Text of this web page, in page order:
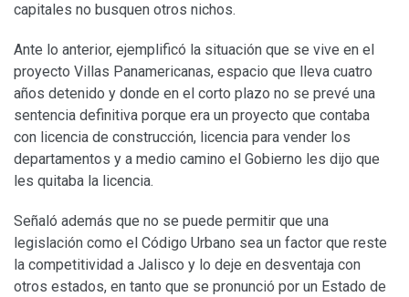
capitales no busquen otros nichos.
Ante lo anterior, ejemplificó la situación que se vive en el
proyecto Villas Panamericanas, espacio que lleva cuatro
años detenido y donde en el corto plazo no se prevé una
sentencia definitiva porque era un proyecto que contaba
con licencia de construcción, licencia para vender los
departamentos y a medio camino el Gobierno les dijo que
les quitaba la licencia.
Señaló además que no se puede permitir que una
legislación como el Código Urbano sea un factor que reste
la competitividad a Jalisco y lo deje en desventaja con
otros estados, en tanto que se pronunció por un Estado de